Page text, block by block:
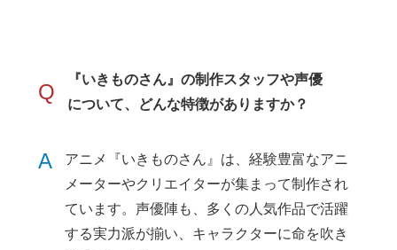
Q
『いきものさん』の制作スタッフや声優
について、どんな特徴がありますか？
A
アニメ『いきものさん』は、経験豊富なアニ
メーターやクリエイターが集まって制作され
ています。声優陣も、多くの人気作品で活躍
する実力派が揃い、キャラクターに命を吹き